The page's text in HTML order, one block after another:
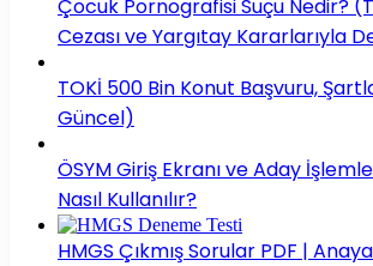
Çocuk Pornografisi Suçu Nedir?
Cezası ve Yargıtay Kararlarıyla
TOKİ 500 Bin Konut Başvuru,
Güncel)
ÖSYM Giriş Ekranı ve Aday
Nasıl Kullanılır?
HMGS Çıkmış Sorular PDF |